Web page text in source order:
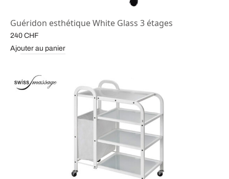
Guéridon esthétique White Glass 3 étages
240 CHF
Ajouter au panier